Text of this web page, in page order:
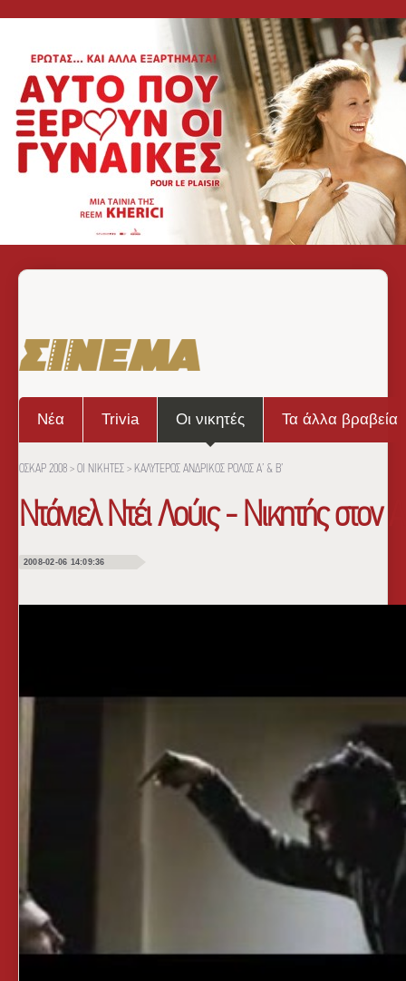
Νέα Trivia Οι νικητές Τα άλλα βραβεία
ΟΣΚΑΡ 2008 > ΟΙ ΝΙΚΗΤΕΣ > ΚΑΛΥΤΕΡΟΣ ΑΝΔΡΙΚΟΣ ΡΟΛΟΣ Α’ & Β’
Ντάνιελ Ντέι Λούις - Νικητής στον
2008-02-06 14:09:36